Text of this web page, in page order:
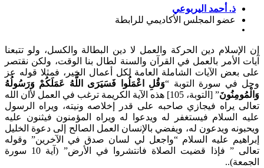
ذ. أحمد اليربوعي
عضو المجلس الأكاديمي للرابطة
دين الحركة والعمل لا دين البطالة والكسل، ولو تتبعنا
الأمر بالعمل في القرآن والسنة لطال بنا الوقت، ولكن نقتصر
الآيات الشاملة العامة لكل أعمال الخير، فمثلا قوله عز
سورة التوبة “وَقُلِ اعْمَلُوا فَسَيَرَى اللَّهُ عَمَلَكُمْ وَرَسُولُهُ
” [التوبة، 105] هذه الآية الكريمة ترغب في العمل لأان الله
يراه فيجازي صاحبه على قدر إخلاصه ونيته، ويراه الرسول
السلام فيستغفر له ويدعوا له ويراه المؤمنون فيثنون عليه
ويدعون له، ويفضي بالإنسان العمل الصالح إلى دعوة الخليل
عليه السلام “واجعل لي لسان صدق في الآخرين” وقوله
تعالى ” فإذا قضيت الصلاة فانتشروا في الأرض” (آية 10 سورة